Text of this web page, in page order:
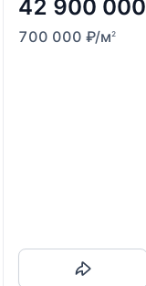
42 900 000
700 000 ₽/м2